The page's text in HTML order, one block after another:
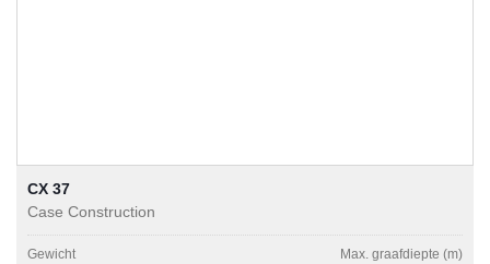
CX 37
Case Construction
Gewicht
Max. graafdiepte (m)